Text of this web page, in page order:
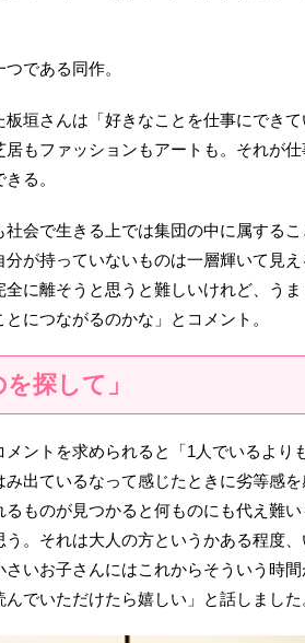
である同作。
垣さんは「好きなことを仕事にでき
もファッションもアートも。それが
る。
会で生きる上では集団の中に属するこ
が持っていないものは一層輝いて見
に離そうと思うと難しいけれど、うま
につながるのかな」とコメント。
探して」
ントを求められると「1人でいるより
出ているなって感じたときに劣等感
ものが見つかると何ものにも代え難
。それは大人の方というかある程度
いお子さんにはこれからそういう時
でいただけたら嬉しい」と話しました